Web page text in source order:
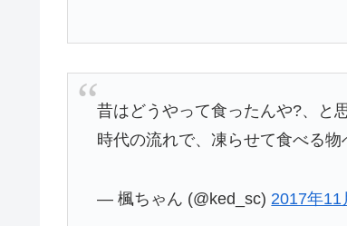
昔はどうやって食ったんや?、と
時代の流れで、凍らせて食べる物
— 楓ちゃん (@ked_sc) 2017年11